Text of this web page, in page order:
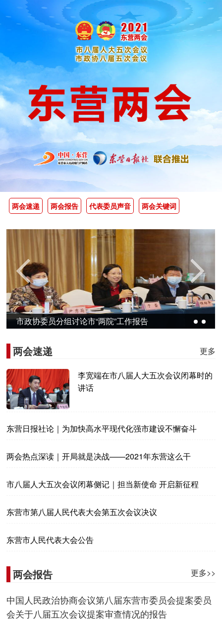
两会速递 两会报告 代表委员声音 两会关键词
市政协委员分组讨论市“两院”工作报告
两会速递 更多
李宽端在市八届人大五次会议闭幕时的
讲话
东营日报社论｜为加快高水平现代化强市建设不懈奋斗
两会热点深读｜开局就是决战——2021年东营这么干
市八届人大五次会议闭幕侧记｜担当新使命 开启新征程
东营市第八届人民代表大会第五次会议决议
东营市人民代表大会公告
两会报告 更多>>
中国人民政治协商会议第八届东营市委员会提案委员
会关于八届五次会议提案审查情况的报告